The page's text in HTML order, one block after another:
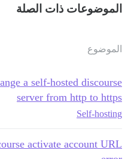
الموضوعات ذات الصلة
الموضوع
a self-hosted discourse
server from http to https
Self-hosting
activate account URL